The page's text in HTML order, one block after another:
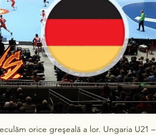
orice greşeală a lor. Ungaria U21 –